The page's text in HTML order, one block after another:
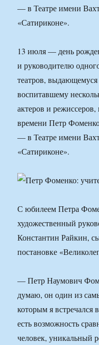
— в Театре имени
«Сатириконе».
13 июля — день
и руководителю
театров,
воспитавшему
актеров и
времени Петр
— в Театре имени
«Сатириконе».
С юбилеем Петра
художественный
Константин Райкин,
постановке
— Петр Наумович
думаю, он один из
которым я встречался
есть возможность
человек, уникальный